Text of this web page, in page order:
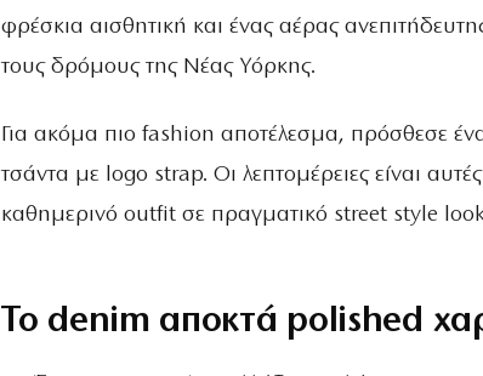
φρέσκια αισθητική και ένας αέρας
τους δρόμους της Νέας Υόρκης.
Για ακόμα πιο fashion αποτέλεσμα, πρόσθεσε
τσάντα με logo strap. Οι λεπτομέρειες είναι
καθημερινό outfit σε πραγματικό street style
Το denim αποκτά polished